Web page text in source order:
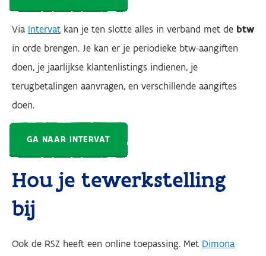
Via Intervat kan je ten slotte alles in verband met de btw
in orde brengen. Je kan er je periodieke btw-aangiften
doen, je jaarlijkse klantenlistings indienen, je
terugbetalingen aanvragen, en verschillende aangiftes
doen.
GA NAAR INTERVAT
Hou je tewerkstelling
bij
Ook de RSZ heeft een online toepassing. Met Dimona